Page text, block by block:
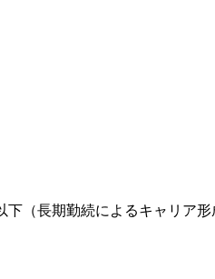
（長期勤続によるキャリア形